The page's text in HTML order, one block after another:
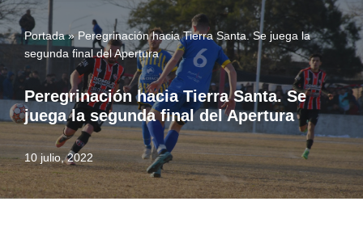
Portada» Peregrinación hacia Tierra Santa. Se juega la
segunda final del Apertura
Peregrinación hacia Tierra Santa. Se
juega la segunda final del Apertura
10 julio, 2022